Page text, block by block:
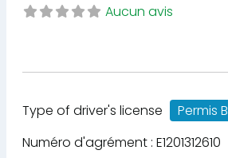
Aucun avis
Type of driver's license
Permis B
Numéro d'agrément : E1201312610